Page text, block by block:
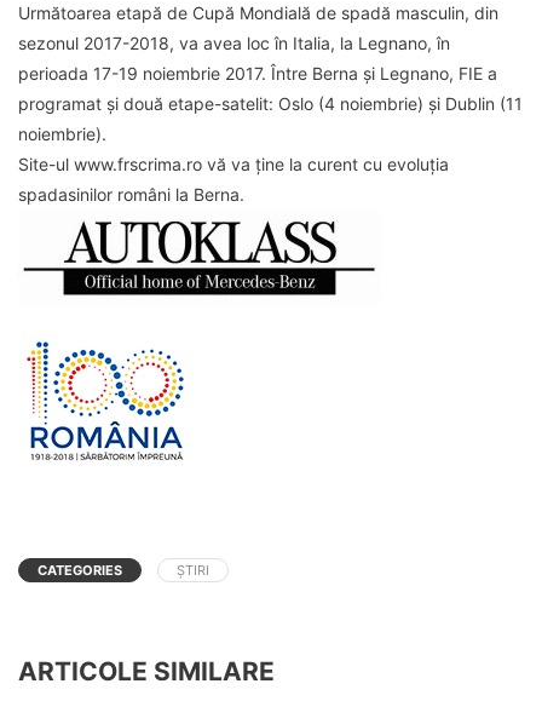
Următoarea etapă de Cupă Mondială de spadă masculin, din
sezonul 2017-2018, va avea loc în Italia, la Legnano, în
perioada 17-19 noiembrie 2017. Între Berna și Legnano, FIE a
programat și două etape-satelit: Oslo (4 noiembrie) și Dublin (11
noiembrie).
Site-ul www.frscrima.ro vă va ține la curent cu evoluția
spadasinilor români la Berna.
CATEGORIES ȘTIRI
ARTICOLE SIMILARE